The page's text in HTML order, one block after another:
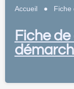
Accueil ● Fiche
Fiche